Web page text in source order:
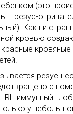
(это
– резус-
Как ни
кровью
кровяные
резус-
с
RH иммунный
у